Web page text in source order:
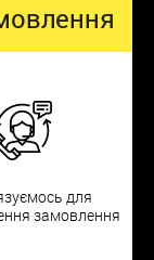
для
замовлення